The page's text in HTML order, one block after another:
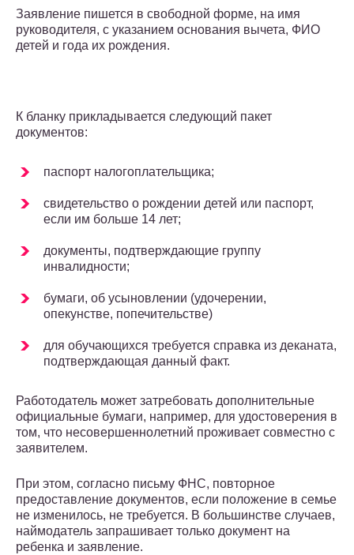
Заявление пишется в свободной форме, на имя
руководителя, с указанием основания вычета, ФИО
детей и года их рождения.
К бланку прикладывается следующий пакет
документов:
паспорт налогоплательщика;
свидетельство о рождении детей или паспорт,
если им больше 14 лет;
документы, подтверждающие группу
инвалидности;
бумаги, об усыновлении (удочерении,
опекунстве, попечительстве)
для обучающихся требуется справка из деканата,
подтверждающая данный факт.
Работодатель может затребовать дополнительные
официальные бумаги, например, для удостоверения в
том, что несовершеннолетний проживает совместно с
заявителем.
При этом, согласно письму ФНС, повторное
предоставление документов, если положение в семье
не изменилось, не требуется. В большинстве случаев,
наймодатель запрашивает только документ на
ребенка и заявление.